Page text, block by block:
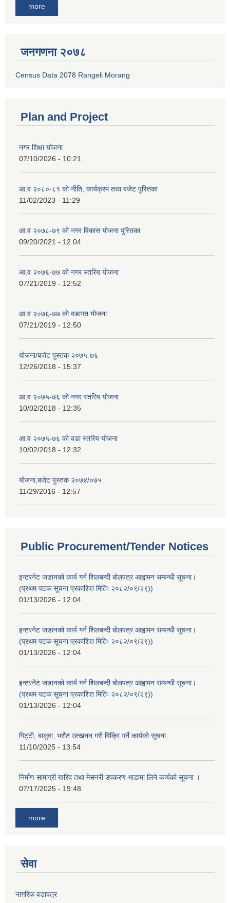
more
जनगणना २०७८
Census Data 2078 Rangeli Morang
Plan and Project
नगर शिक्षा योजना
07/10/2026 - 10:21
आ.व २०८०-८१ को नीति, कार्यक्रम तथा बजेट पुस्तिका
11/02/2023 - 11:29
आ.व २०७८-७९ को नगर विकास योजना पुस्तिका
09/20/2021 - 12:04
आ.व २०७६-७७ को नगर स्तरिय योजना
07/21/2019 - 12:52
आ.व २०७६-७७ को वडागत योजना
07/21/2019 - 12:50
योजना/बजेट पुस्तक २०७५-७६
12/26/2018 - 15:37
आ.व २०७५-७६ को नगर स्तरिय योजना
10/02/2018 - 12:35
आ.व २०७५-७६ को वडा स्तरिय योजना
10/02/2018 - 12:32
योजना,बजेट पुस्तक २०७४/०७५
11/29/2016 - 12:57
Public Procurement/Tender Notices
इन्टरनेट जडानको कार्य गर्न शिलबन्दी बोलपत्र आह्वामन सम्बन्धी सूचना।
(प्रथम पटक सूचना प्रकाशित मितिः २०८२/०९/२९))
01/13/2026 - 12:04
इन्टरनेट जडानको कार्य गर्न शिलबन्दी बोलपत्र आह्वामन सम्बन्धी सूचना।
(प्रथम पटक सूचना प्रकाशित मितिः २०८२/०९/२९))
01/13/2026 - 12:04
इन्टरनेट जडानको कार्य गर्न शिलबन्दी बोलपत्र आह्वामन सम्बन्धी सूचना।
(प्रथम पटक सूचना प्रकाशित मितिः २०८२/०९/२९))
01/13/2026 - 12:04
गिट्टी, बालुवा, भरौट उत्खनन गरी बिक्रि गर्ने कार्यको सूचना
11/10/2025 - 13:54
निर्माण सामाग्री खरिद तथा मेसनरी उपकरण भाडामा लिने कार्यको सूचना ।
07/17/2025 - 19:48
more
सेवा
नागरिक वडापत्र